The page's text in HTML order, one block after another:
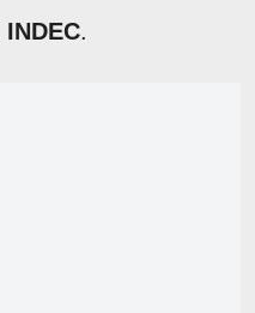
INDEC.